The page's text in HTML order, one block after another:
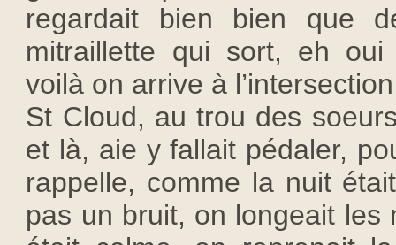
regardait bien bien que
mitraillette qui sort, eh oui
voilà on arrive à
St Cloud, au trou des
et là, aie y fallait pédaler,
rappelle, comme la nuit
pas un bruit, on longeait les